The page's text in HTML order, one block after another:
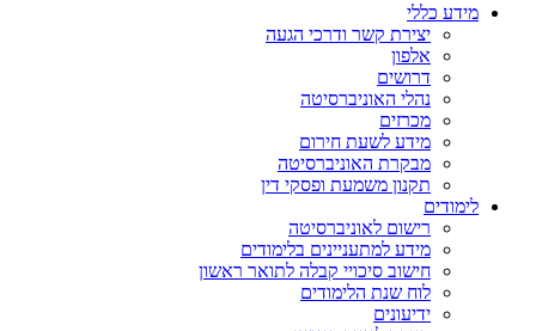
מידע כללי
יצירת קשר ודרכי הגעה
אלפון
דרושים
נהלי האוניברסיטה
מכרזים
מידע לשעת חירום
מבקרת האוניברסיטה
תקנון משמעת ופסקי דין
לימודים
רישום לאוניברסיטה
מידע למתעניינים בלימודים
חישוב סיכויי קבלה לתואר ראשון
לוח שנת הלימודים
ידיעונים